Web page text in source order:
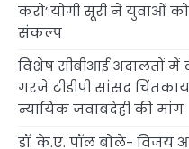
करो’:योगी सूरी ने युवाओं
संकल्प
विशेष सीबीआई अदालतों में
गरजे टीडीपी सांसद
न्यायिक जवाबदेही की मांग
डॉ. के.ए. पॉल बोले- विजय